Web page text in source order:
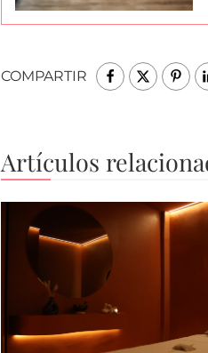
COMPARTIR
Artículos